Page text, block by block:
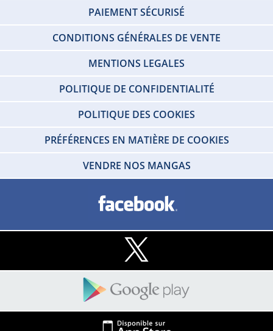
PAIEMENT SÉCURISÉ
CONDITIONS GÉNÉRALES DE VENTE
MENTIONS LEGALES
POLITIQUE DE CONFIDENTIALITÉ
POLITIQUE DES COOKIES
PRÉFÉRENCES EN MATIÈRE DE COOKIES
VENDRE NOS MANGAS